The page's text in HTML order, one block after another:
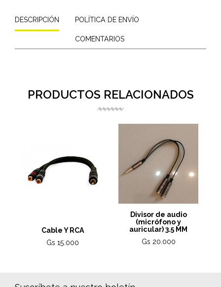
DESCRIPCIÓN POLÍTICA DE ENVÍO
COMENTARIOS
PRODUCTOS RELACIONADOS
Cable Y RCA
Gs 15.000
Divisor de audio
(micrófono y
auricular) 3.5 MM
Gs 20.000